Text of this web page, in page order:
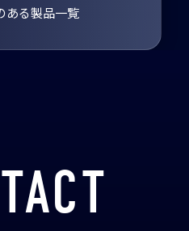
ある製品一覧